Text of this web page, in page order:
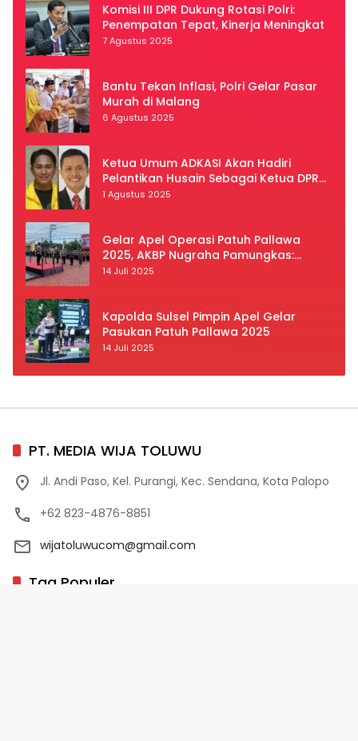
Komisi III DPR Dukung Rotasi Polri:
Penempatan Tepat, Kinerja Meningkat
7 Agustus 2025
Bantu Tekan Inflasi, Polri Gelar Pasar
Murah di Malang
6 Agustus 2025
Ketua Umum ADKASI Akan Hadiri
Pelantikan Husain Sebagai Ketua DPRD
Luwu Utara
1 Agustus 2025
Gelar Apel Operasi Patuh Pallawa
2025, AKBP Nugraha Pamungkas:
Kedisiplinan dan Keselamatan Jadi
14 Juli 2025
Kapolda Sulsel Pimpin Apel Gelar
Pasukan Patuh Pallawa 2025
14 Juli 2025
PT. MEDIA WIJA TOLUWU
Jl. Andi Paso, Kel. Purangi, Kec. Sendana, Kota Palopo
+62 823-4876-8851
wijatoluwucom@gmail.com
Tag Populer